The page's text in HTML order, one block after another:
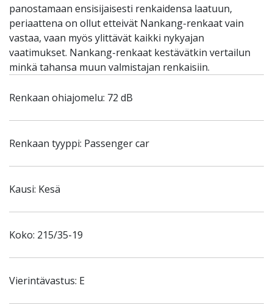
panostamaan ensisijaisesti renkaidensa laatuun,
periaattena on ollut etteivät Nankang-renkaat vain
vastaa, vaan myös ylittävät kaikki nykyajan
vaatimukset. Nankang-renkaat kestävätkin vertailun
minkä tahansa muun valmistajan renkaisiin.
Renkaan ohiajomelu: 72 dB
Renkaan tyyppi: Passenger car
Kausi: Kesä
Koko: 215/35-19
Vierintävastus: E